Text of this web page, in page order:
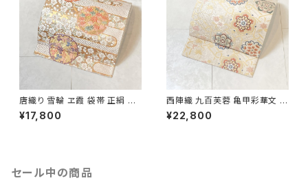
唐織り 雪輪 ヱ霞 袋帯 正絹 金
糸 白 ピンク 水色 紫 パステルカ
ラー 531
¥17,800
西陣織 九百芙蓉 亀甲彩華文 唐
織り 袋帯 正絹 金糸 クリーム色
白 667
¥22,800
セール中の商品